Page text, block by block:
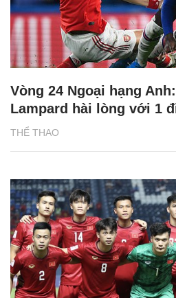
THỂ THAO
Vòng 24 Ngoại hạng
Lampard hài lòng với 1